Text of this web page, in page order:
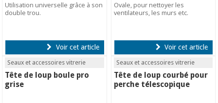
Utilisation universelle grâce à son
double trou.
Voir cet article
Ovale, pour nettoyer les
ventilateurs, les murs etc.
Voir cet article
Seaux et accessoires vitrerie
Tête de loup boule pro
grise
Seaux et accessoires vitrerie
Tête de loup courbé pour
perche télescopique